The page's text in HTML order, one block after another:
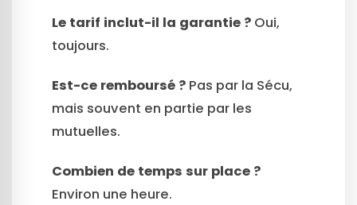
Le tarif inclut-il la garantie ? Oui,
toujours.
Est-ce remboursé ? Pas par la Sécu,
mais souvent en partie par les
mutuelles.
Combien de temps sur place ?
Environ une heure.